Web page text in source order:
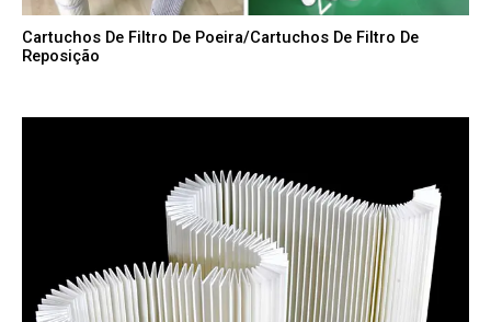
Cartuchos De Filtro De Poeira/cartuchos De Filtro De
Reposição